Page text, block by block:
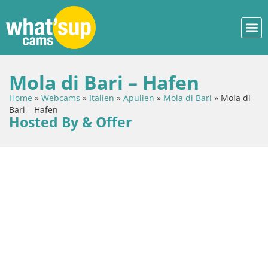
Mola di Bari – Hafen
Home » Webcams » Italien » Apulien » Mola di Bari » Mola di
Bari – Hafen
Hosted By & Offer